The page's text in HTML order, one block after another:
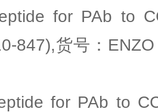
for PAb to
847),货号：
for PAb to